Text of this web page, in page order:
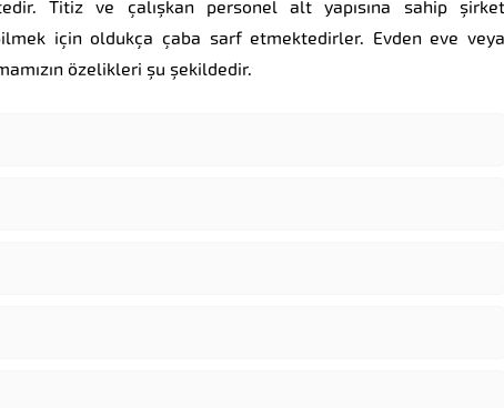
Titiz ve çalışkan personel alt yapısına sahip şirket
için oldukça çaba sarf etmektedirler. Evden eve veya
özelikleri şu şekildedir.